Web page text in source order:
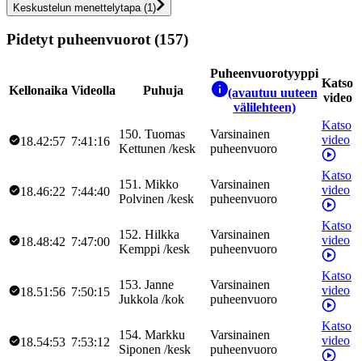
Keskustelun menettelytapa (1 )
Pidetyt puheenvuorot (157)
Kellonaika Videolla Puhuja
Puheenvuorotyyppi
(avautuu uuteen
välilehteen)
Katso
video
18.42:57 7:41:16
150. Tuomas
Kettunen /kesk
Varsinainen
puheenvuoro
Katso
video
18.46:22 7:44:40
151 . Mikko
Polvinen /kesk
Varsinainen
puheenvuoro
Katso
video
18.48:42 7:47:00
152. Hilkka
Kemppi /kesk
Varsinainen
puheenvuoro
Katso
video
18.51:56 7:50:15
153. Janne
Jukkola /kok
Varsinainen
puheenvuoro
Katso
video
18.54:53 7:53:12
154. Markku
Siponen /kesk
Varsinainen
puheenvuoro
Katso
video